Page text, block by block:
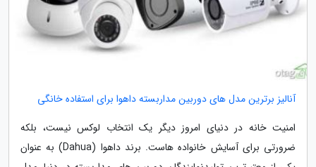
آنالیز برترین مدل های دوربین مداربسته داهوا برای استفاده خانگی
امنیت خانه در دنیای امروز دیگر یک انتخاب لوکس نیست، بلکه
ضرورتی برای آسایش خانواده هاست. برند داهوا (Dahua) به عنوان